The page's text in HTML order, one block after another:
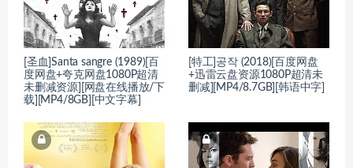
[圣血]Santa sangre (1989)[百
度网盘+夸克网盘1080P超清
未删减资源][网盘在线播放/下
载][MP4/8GB][中文字幕]
[特工]공작 (2018)[百度网盘
+迅雷云盘资源1080P超清未
删减][MP4/8.7GB][韩语中字]